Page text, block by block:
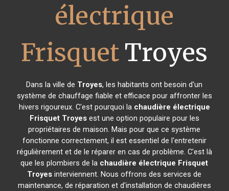
électrique
Frisquet Troyes
Dans la ville de Troyes, les habitants ont besoin d'un
système de chauffage fiable et efficace pour affronter les
hivers rigoureux. C'est pourquoi la chaudière électrique
Frisquet Troyesest une option populaire pour les
propriétaires de maison. Mais pour que ce système
fonctionne correctement, il est essentiel de l'entretenir
régulièrement et de le réparer en cas de problème. C'est là
que les plombiers de la chaudière électrique Frisquet
Troyes interviennent. Nous offrons des services de
maintenance, de réparation et d'installation de chaudières